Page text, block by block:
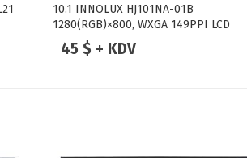
10.1 INNOLUX HJ101NA-01B
1280(RGB)×800, WXGA 149PPI LCD
PANEL
45 $ + KDV